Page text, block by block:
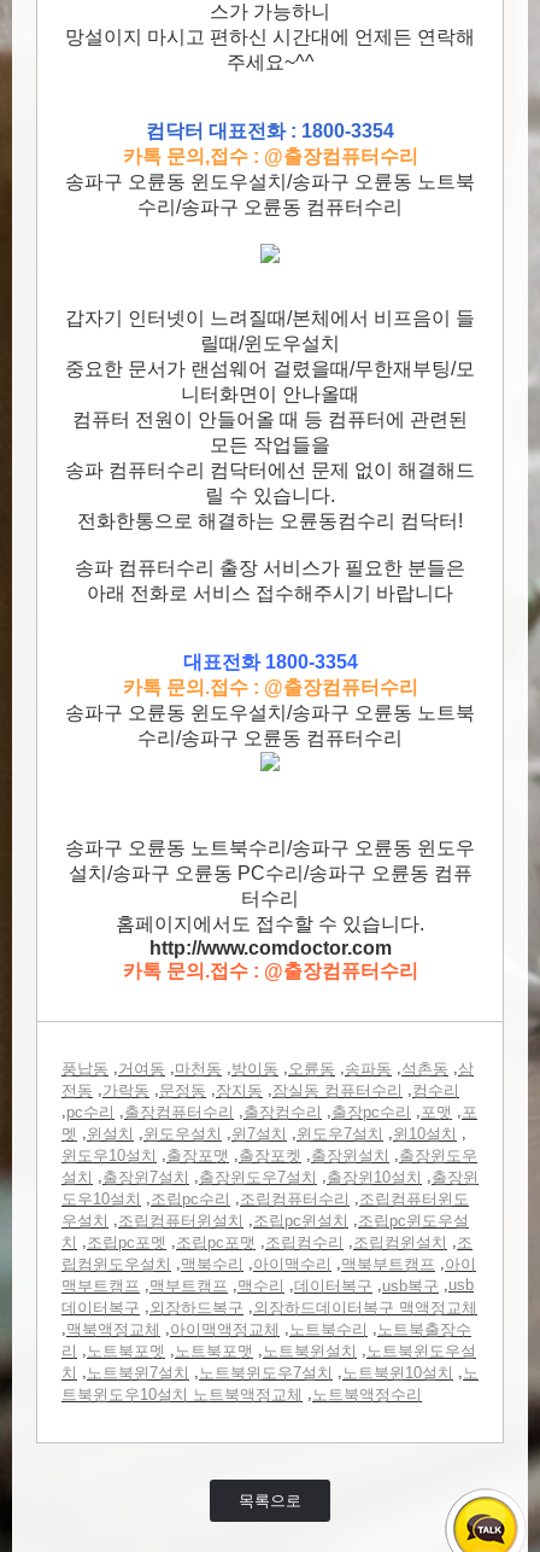
스가 가능하니
망설이지 마시고 편하신 시간대에 언제든 연락해
주세요~^^
컴닥터 대표전화 : 1800-3354
카톡 문의,접수 : @출장컴퓨터수리
송파구 오륜동 윈도우설치/송파구 오륜동 노트북
수리/송파구 오륜동 컴퓨터수리
갑자기 인터넷이 느려질때/본체에서 비프음이 들
릴때/윈도우설치
중요한 문서가 랜섬웨어 걸렸을때/무한재부팅/모
니터화면이 안나올때
컴퓨터 전원이 안들어올 때 등 컴퓨터에 관련된
모든 작업들을
송파 컴퓨터수리 컴닥터에선 문제 없이 해결해드
릴 수 있습니다.
전화한통으로 해결하는 오륜동컴수리 컴닥터!
송파 컴퓨터수리 출장 서비스가 필요한 분들은
아래 전화로 서비스 접수해주시기 바랍니다
대표전화 1800-3354
카톡 문의.접수 : @출장컴퓨터수리
송파구 오륜동 윈도우설치/송파구 오륜동 노트북
수리/송파구 오륜동 컴퓨터수리
송파구 오륜동 노트북수리/송파구 오륜동 윈도우
설치/송파구 오륜동 PC수리/송파구 오륜동 컴퓨
터수리
홈페이지에서도 접수할 수 있습니다.
http://www.comdoctor.com
카톡 문의.접수 : @출장컴퓨터수리
풍납동 ,거여동 ,마천동 ,방이동 ,오륜동 ,송파동 ,석촌동 ,삼
전동 ,가락동 ,문정동 ,장지동 ,잠실동 컴퓨터수리 ,컴수리
,pc수리 ,출장컴퓨터수리 ,출장컴수리 ,출장pc수리 ,포맷 ,포
멧 ,윈설치 ,윈도우설치 ,윈7설치 ,윈도우7설치 ,윈10설치 ,
윈도우10설치 ,출장포맷 ,출장포켓 ,출장윈설치 ,출장윈도우
설치 ,출장윈7설치 ,출장윈도우7설치 ,출장윈10설치 ,출장윈
도우10설치 ,조립pc수리 ,조립컴퓨터수리 ,조립컴퓨터윈도
우설치 ,조립컴퓨터윈설치 ,조립pc윈설치 ,조립pc윈도우설
치 ,조립pc포멧 ,조립pc포맷 ,조립컴수리 ,조립컴윈설치 ,조
립컴윈도우설치 ,맥북수리 ,아이맥수리 ,맥북부트캠프 ,아이
맥부트캠프 ,맥부트캠프 ,맥수리 ,데이터복구 ,usb복구 ,usb
데이터복구 ,외장하드복구 ,외장하드데이터복구 맥액정교체
,맥북액정교체 ,아이맥액정교체 ,노트북수리 ,노트북출장수
리 ,노트북포멧 ,노트북포맷 ,노트북윈설치 ,노트북윈도우설
치 ,노트북윈7설치 ,노트북윈도우7설치 ,노트북윈10설치 ,노
트북윈도우10설치 노트북액정교체 ,노트북액정수리
목록으로